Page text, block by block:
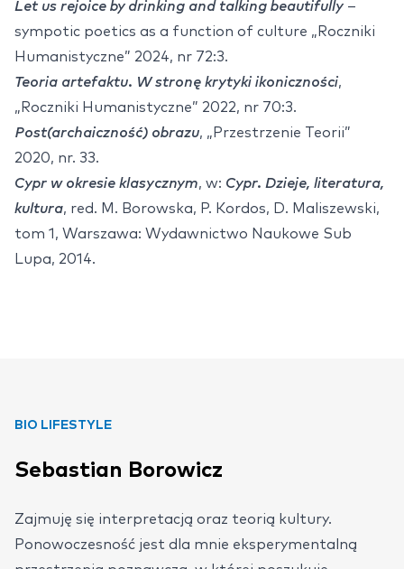
Let us rejoice by drinking and talking beautifully–
sympotic poetics as a function of culture „Roczniki
Humanistyczne” 2024, nr 72:3.
Teoria artefaktu. W stronę krytyki ikoniczności,
„Roczniki Humanistyczne” 2022, nr 70:3.
Post(archaiczność) obrazu, „Przestrzenie Teorii”
2020, nr. 33.
Cypr w okresie klasycznym, w: Cypr. Dzieje, literatura,
kultura, red. M. Borowska, P. Kordos, D. Maliszewski,
tom 1, Warszawa: Wydawnictwo Naukowe Sub
Lupa, 2014.
BIO LIFESTYLE
Sebastian Borowicz
Zajmuję się interpretacją oraz teorią kultury.
Ponowoczesność jest dla mnie eksperymentalną